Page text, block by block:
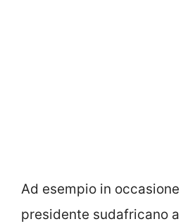
Ad esempio in
presidente sudafricano a